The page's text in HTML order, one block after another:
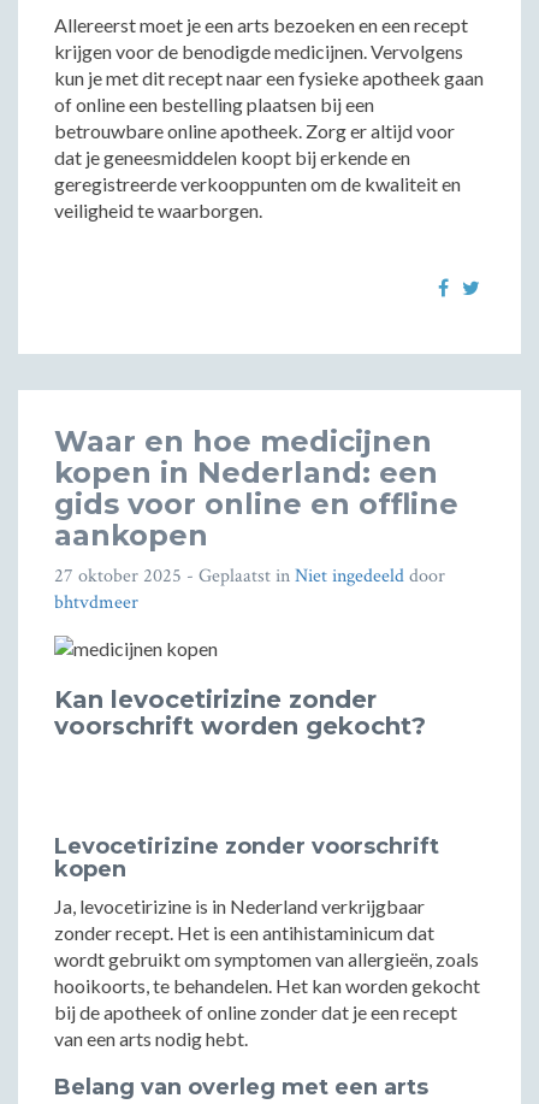
Allereerst moet je een arts bezoeken en een recept
krijgen voor de benodigde medicijnen. Vervolgens
kun je met dit recept naar een fysieke apotheek gaan
of online een bestelling plaatsen bij een
betrouwbare online apotheek. Zorg er altijd voor
dat je geneesmiddelen koopt bij erkende en
geregistreerde verkooppunten om de kwaliteit en
veiligheid te waarborgen.
Waar en hoe medicijnen
kopen in Nederland: een
gids voor online en offline
aankopen
27 oktober 2025 - Geplaatst inNiet ingedeelddoor
bhtvdmeer
Kan levocetirizine zonder
voorschrift worden gekocht?
Levocetirizine zonder voorschrift
kopen
Ja, levocetirizine is in Nederland verkrijgbaar
zonder recept. Het is een antihistaminicum dat
wordt gebruikt om symptomen van allergieën, zoals
hooikoorts, te behandelen. Het kan worden gekocht
bij de apotheek of online zonder dat je een recept
van een arts nodig hebt.
Belang van overleg met een arts